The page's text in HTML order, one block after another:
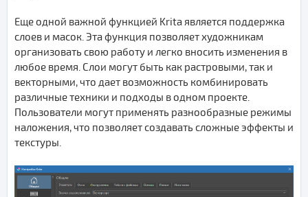
Еще одной важной функцией Krita является поддержка
слоев и масок. Эта функция позволяет художникам
организовать свою работу и легко вносить изменения в
любое время. Слои могут быть как растровыми, так и
векторными, что дает возможность комбинировать
различные техники и подходы в одном проекте.
Пользователи могут применять разнообразные режимы
наложения, что позволяет создавать сложные эффекты и
текстуры.